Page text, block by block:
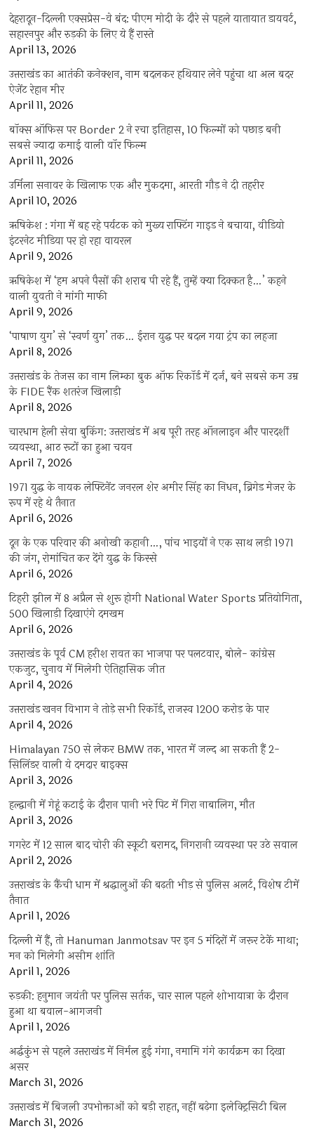
देहरादून-दिल्ली एक्सप्रेस-वे बंद: पीएम मोदी के दौरे से पहले यातायात डायवर्ट,
सहारनपुर और रुड़की के लिए ये हैं रास्ते
April 13, 2026
उत्तराखंड का आतंकी कनेक्शन, नाम बदलकर हथियार लेने पहुंचा था अल बदर
ऐजेंट रेहान मीर
April 11, 2026
बॉक्स ऑफिस पर Border 2 ने रचा इतिहास, 10 फिल्मों को पछाड़ बनी
सबसे ज्यादा कमाई वाली वॉर फिल्म
April 11, 2026
उर्मिला सनावर के खिलाफ एक और मुकदमा, आरती गौड़ ने दी तहरीर
April 10, 2026
ऋषिकेश : गंगा में बह रहे पर्यटक को मुख्य राफ्टिंग गाइड ने बचाया, वीडियो
इंटरनेट मीडिया पर हो रहा वायरल
April 9, 2026
ऋषिकेश में ‘हम अपने पैसों की शराब पी रहे हैं, तुम्हें क्या दिक्कत है…’ कहने
वाली युवती ने मांगी माफी
April 9, 2026
‘पाषाण युग’ से ‘स्वर्ण युग’ तक… ईरान युद्ध पर बदल गया ट्रंप का लहजा
April 8, 2026
उत्तराखंड के तेजस का नाम लिम्का बुक ऑफ रिकॉर्ड में दर्ज, बने सबसे कम उम्र
के FIDE रैंक शतरंज खिलाड़ी
April 8, 2026
चारधाम हेली सेवा बुकिंग: उत्तराखंड में अब पूरी तरह ऑनलाइन और पारदर्शी
व्यवस्था, आठ रूटों का हुआ चयन
April 7, 2026
1971 युद्ध के नायक लेफ्टिनेंट जनरल शेर अमीर सिंह का निधन, ब्रिगेड मेजर के
रूप में रहे थे तैनात
April 6, 2026
दून के एक परिवार की अनोखी कहानी…, पांच भाइयों ने एक साथ लड़ी 1971
की जंग, रोमांचित कर देंगे युद्ध के किस्से
April 6, 2026
टिहरी झील में 8 अप्रैल से शुरू होगी National Water Sports प्रतियोगिता,
500 खिलाड़ी दिखाएंगे दमखम
April 6, 2026
उत्तराखंड के पूर्व CM हरीश रावत का भाजपा पर पलटवार, बोले- कांग्रेस
एकजुट, चुनाव में मिलेगी ऐतिहासिक जीत
April 4, 2026
उत्तराखंड खनन विभाग ने तोड़े सभी रिकॉर्ड, राजस्व 1200 करोड़ के पार
April 4, 2026
Himalayan 750 से लेकर BMW तक, भारत में जल्द आ सकती हैं 2-
सिलिंडर वाली ये दमदार बाइक्स
April 3, 2026
हल्द्वानी में गेहूं कटाई के दौरान पानी भरे पिट में गिरा नाबालिग, मौत
April 3, 2026
गगरेट में 12 साल बाद चोरी की स्कूटी बरामद, निगरानी व्यवस्था पर उठे सवाल
April 2, 2026
उत्तराखंड के कैंची धाम में श्रद्धालुओं की बढ़ती भीड़ से पुलिस अलर्ट, विशेष टीमें
तैनात
April 1, 2026
दिल्ली में हैं, तो Hanuman Janmotsav पर इन 5 मंदिरों में जरूर टेकें माथा;
मन को मिलेगी असीम शांति
April 1, 2026
रुड़की: हनुमान जयंती पर पुलिस सर्तक, चार साल पहले शोभायात्रा के दौरान
हुआ था बवाल-आगजनी
April 1, 2026
अर्द्धकुंभ से पहले उत्तराखंड में निर्मल हुई गंगा, नमामि गंगे कार्यक्रम का दिखा
असर
March 31, 2026
उत्तराखंड में बिजली उपभोक्ताओं को बड़ी राहत, नहीं बढ़ेगा इलेक्ट्रिसिटी बिल
March 31, 2026